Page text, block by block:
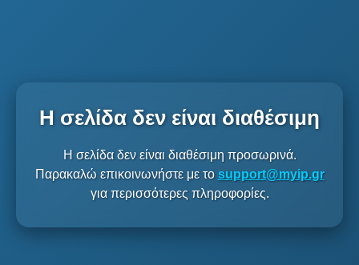
Η σελίδα δεν είναι διαθέσιμη
Η σελίδα δεν είναι διαθέσιμη προσωρινά.
Παρακαλώ επικοινωνήστε με το support@myip.gr
για περισσότερες πληροφορίες.